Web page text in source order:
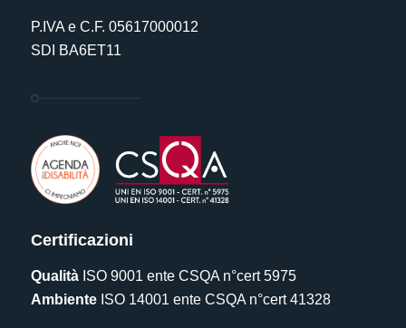
P.IVA e C.F. 05617000012
SDI BA6ET11
Certificazioni
QualitàISO 9001 ente CSQA n°cert 5975
AmbienteISO 14001 ente CSQA n°cert 41328